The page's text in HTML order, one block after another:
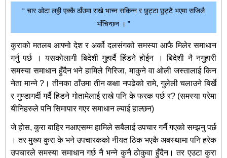
“ चार ओटा लठ्ठी एक्कै ठाँउमा राखे भाच्न सकिन्न र छुट्टा छुट्टै भएमा सजिलै
भाँचिन्छन । ”
कुराको मतलब आफ्नो देश र अर्को दलसंगको समस्या आफै मिलेर समाधान
गर्नु पर्छ । यसकोलागी बिदेशी गुहार्दै हिंडने होईन । बिदेशी नै नगुहारी
समस्या समाधान हुँदैन भने हामिले गिरिजा, माकुने वा ओली जस्तालाई किन
नेता मान्ने ?। तीनका ठाँउमा तीन कक्षा नपढेको रामे, गुलेली चलाउने बिर्खे
र गुण्डागर्दी गर्दै हिडने गोतामेलाई राखे पनि के फरक पर्छ र? (समस्या परेमा
यीनिहरुले पनि सिमापार गएर समाधान ल्याई हाल्छन)
जे होस, कुरा बाहिर नआएसम्म हामिले सबैलाई उपचार गर्नै गएको सम्झनु पर्छ
। तर मुख्य कुरा के भने उपचारकको नीयत ठिक भएकै अबस्थामा पनि हरेक
उपचारले समस्या समाधान गर्छ नै भन्ने कुनै ठोकुवा हुँदैन। तर एउटा कुरा